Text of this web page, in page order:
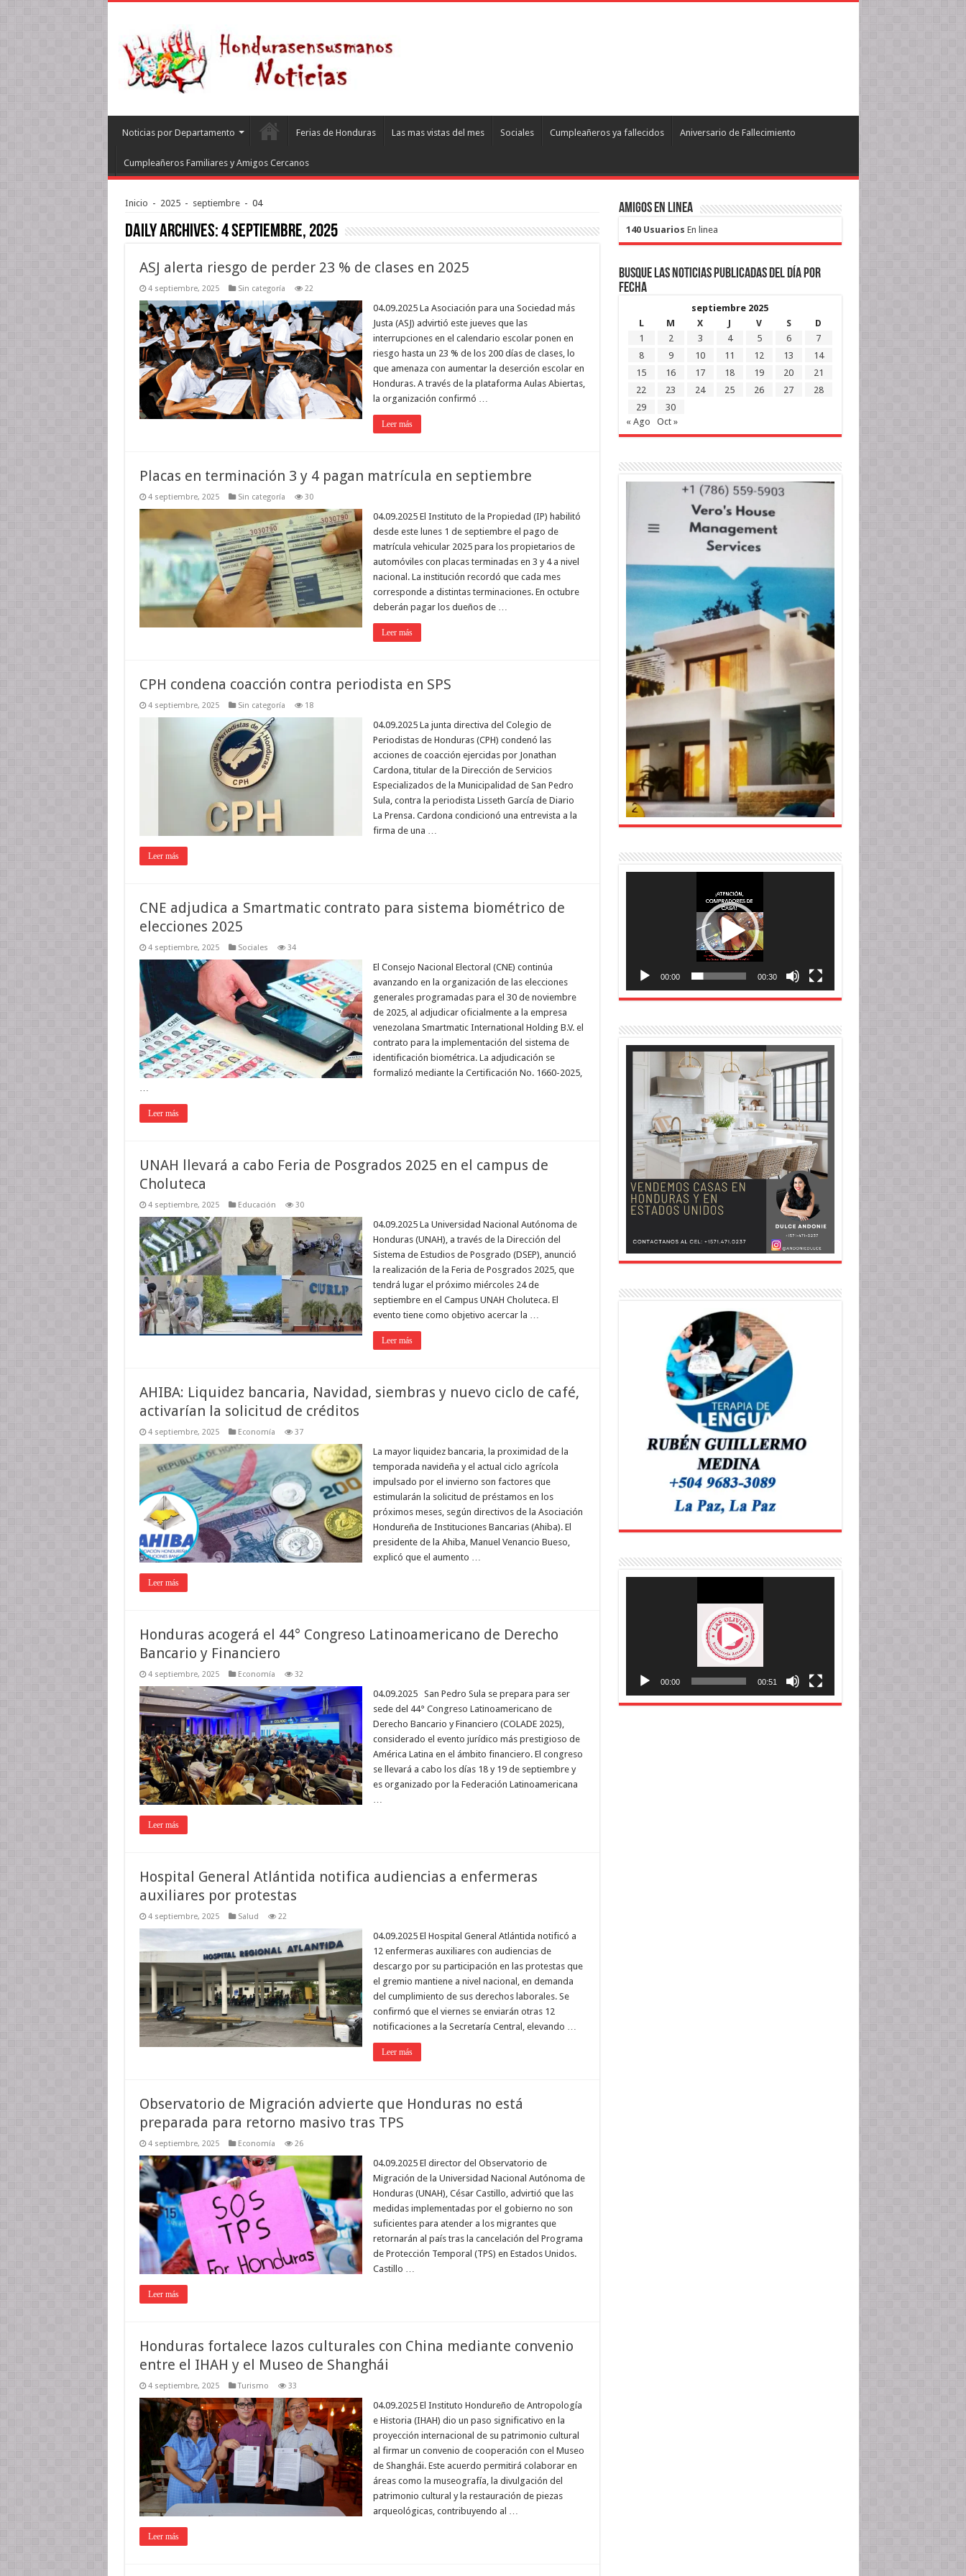
Noticias por Departamento Ferias de Honduras Las mas vistas del mes Sociales Cumpleañeros ya fallecidos Aniversario de Fallecimiento
Cumpleañeros Familiares y Amigos Cercanos
Inicio - 2025 - septiembre - 04
Daily Archives:4 septiembre, 2025
ASJ alerta riesgo de perder 23 % de clases en 2025
4 septiembre, 2025 Sin categoría 22
04.09.2025 La Asociación para una Sociedad más
Justa (ASJ) advirtió este jueves que las
interrupciones en el calendario escolar ponen en
riesgo hasta un 23 % de los 200 días de clases, lo
que amenaza con aumentar la deserción escolar en
Honduras. A través de la plataforma Aulas Abiertas,
la organización confirmó …
Leer más
Placas en terminación 3 y 4 pagan matrícula en septiembre
4 septiembre, 2025 Sin categoría 30
04.09.2025 El Instituto de la Propiedad (IP) habilitó
desde este lunes 1 de septiembre el pago de
matrícula vehicular 2025 para los propietarios de
automóviles con placas terminadas en 3 y 4 a nivel
nacional. La institución recordó que cada mes
corresponde a distintas terminaciones. En octubre
deberán pagar los dueños de …
Leer más
CPH condena coacción contra periodista en SPS
4 septiembre, 2025 Sin categoría 18
04.09.2025 La junta directiva del Colegio de
Periodistas de Honduras (CPH) condenó las
acciones de coacción ejercidas por Jonathan
Cardona, titular de la Dirección de Servicios
Especializados de la Municipalidad de San Pedro
Sula, contra la periodista Lisseth García de Diario
La Prensa. Cardona condicionó una entrevista a la
firma de una …
Leer más
CNE adjudica a Smartmatic contrato para sistema biométrico de
elecciones 2025
4 septiembre, 2025 Sociales 34
El Consejo Nacional Electoral (CNE) continúa
avanzando en la organización de las elecciones
generales programadas para el 30 de noviembre
de 2025, al adjudicar oficialmente a la empresa
venezolana Smartmatic International Holding B.V. el
contrato para la implementación del sistema de
identificación biométrica. La adjudicación se
formalizó mediante la Certificación No. 1660-2025,
…
Leer más
UNAH llevará a cabo Feria de Posgrados 2025 en el campus de
Choluteca
4 septiembre, 2025 Educación 30
04.09.2025 La Universidad Nacional Autónoma de
Honduras (UNAH), a través de la Dirección del
Sistema de Estudios de Posgrado (DSEP), anunció
la realización de la Feria de Posgrados 2025, que
tendrá lugar el próximo miércoles 24 de
septiembre en el Campus UNAH Choluteca. El
evento tiene como objetivo acercar la …
Leer más
AHIBA: Liquidez bancaria, Navidad, siembras y nuevo ciclo de café,
activarían la solicitud de créditos
4 septiembre, 2025 Economía 37
La mayor liquidez bancaria, la proximidad de la
temporada navideña y el actual ciclo agrícola
impulsado por el invierno son factores que
estimularán la solicitud de préstamos en los
próximos meses, según directivos de la Asociación
Hondureña de Instituciones Bancarias (Ahiba). El
presidente de la Ahiba, Manuel Venancio Bueso,
explicó que el aumento …
Leer más
Honduras acogerá el 44° Congreso Latinoamericano de Derecho
Bancario y Financiero
4 septiembre, 2025 Economía 32
04.09.2025 San Pedro Sula se prepara para ser
sede del 44° Congreso Latinoamericano de
Derecho Bancario y Financiero (COLADE 2025),
considerado el evento jurídico más prestigioso de
América Latina en el ámbito financiero. El congreso
se llevará a cabo los días 18 y 19 de septiembre y
es organizado por la Federación Latinoamericana
…
Leer más
Hospital General Atlántida notifica audiencias a enfermeras
auxiliares por protestas
4 septiembre, 2025 Salud 22
04.09.2025 El Hospital General Atlántida notificó a
12 enfermeras auxiliares con audiencias de
descargo por su participación en las protestas que
el gremio mantiene a nivel nacional, en demanda
del cumplimiento de sus derechos laborales. Se
confirmó que el viernes se enviarán otras 12
notificaciones a la Secretaría Central, elevando …
Leer más
Observatorio de Migración advierte que Honduras no está
preparada para retorno masivo tras TPS
4 septiembre, 2025 Economía 26
04.09.2025 El director del Observatorio de
Migración de la Universidad Nacional Autónoma de
Honduras (UNAH), César Castillo, advirtió que las
medidas implementadas por el gobierno no son
suficientes para atender a los migrantes que
retornarán al país tras la cancelación del Programa
de Protección Temporal (TPS) en Estados Unidos.
Castillo …
Leer más
Honduras fortalece lazos culturales con China mediante convenio
entre el IHAH y el Museo de Shanghái
4 septiembre, 2025 Turismo 33
04.09.2025 El Instituto Hondureño de Antropología
e Historia (IHAH) dio un paso significativo en la
proyección internacional de su patrimonio cultural
al firmar un convenio de cooperación con el Museo
de Shanghái. Este acuerdo permitirá colaborar en
áreas como la museografía, la divulgación del
patrimonio cultural y la restauración de piezas
arqueológicas, contribuyendo al …
Leer más
Amigos en Linea
140 Usuarios En linea
Busque las noticias publicadas del día por
fecha
septiembre 2025
L
M X J V S
D
1
2 3 4 5 6
7
8
9 10 11 12 13
14
15
16 17 18 19 20
21
22
23 24 25 26 27
28
29
30
« Ago
Oct »
00:00 00:30
00:00 00:51